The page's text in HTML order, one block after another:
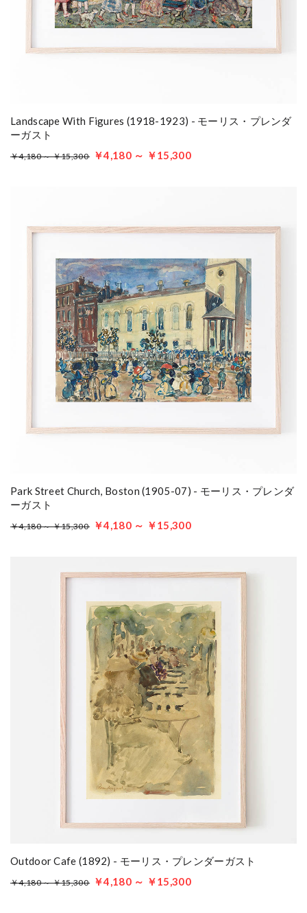
Landscape With Figures (1918-1923) - モーリス・プレンダ
ーガスト
￥4,180 ～ ￥15,300 ￥4,180 ～ ￥15,300
Park Street Church, Boston (1905-07) - モーリス・プレンダ
ーガスト
￥4,180 ～ ￥15,300 ￥4,180 ～ ￥15,300
Outdoor Cafe (1892) - モーリス・プレンダーガスト
￥4,180 ～ ￥15,300 ￥4,180 ～ ￥15,300